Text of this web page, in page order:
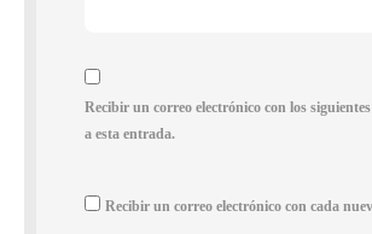
Recibir un correo electrónico con los
a esta entrada.
Recibir un correo electrónico con cada